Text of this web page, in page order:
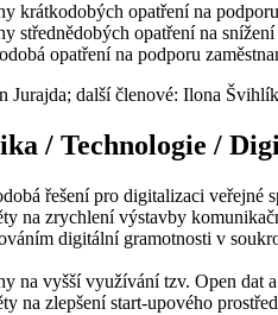
krátkodobých opatření na
střednědobých opatření na
opatření na podporu
Jurajda; další členové: Ilona
/ Technologie /
řešení pro digitalizaci veřejné
na zrychlení výstavby
digitální gramotnosti v
na vyšší využívání tzv. Open dat
na zlepšení start-upového